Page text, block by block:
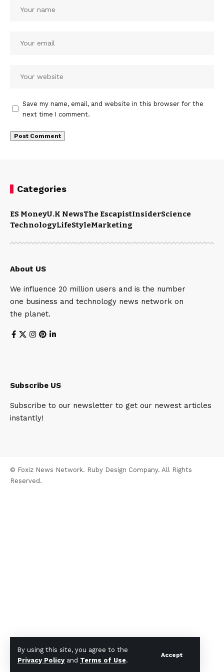
By using this site, you agree to the
Privacy Policy and Terms of Use.
Accept
Save my name, email, and website in this browser for the
next time I comment.
Categories
ES MoneyU.K NewsThe EscapistInsiderScience
TechnologyLifeStyleMarketing
About US
We influence 20 million users and is the number
one business and technology news network on
the planet.
Subscribe US
Subscribe to our newsletter to get our newest articles
instantly!
© Foxiz News Network. Ruby Design Company. All Rights
Reserved.